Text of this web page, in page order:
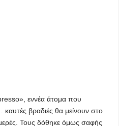
εννέα άτομα που
καυτές βραδιές θα μείνουν στο
μερές. Τους δόθηκε όμως σαφής